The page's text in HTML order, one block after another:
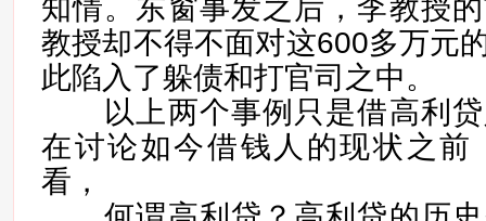
知情。东窗事发之后，李教授
教授却不得不面对这600多万元
此陷入了躲债和打官司之中。
以上两个事例只是借高利贷
在讨论如今借钱人的现状之前
看，